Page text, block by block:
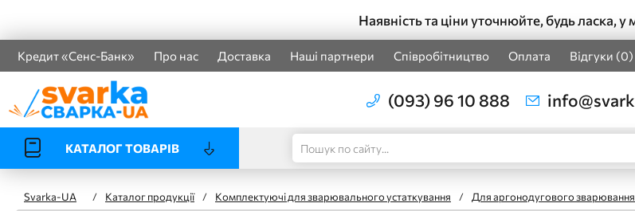
Наявність та ціни уточнюйте, будь ласка,
Кредит «Сенс-Банк» Про нас Доставка Наші партнери Співробітництво Оплата Відгуки (0)
(093) 96 10 888
КАТАЛОГ ТОВАРІВ
Svarka-UA / Каталог продукції / Комплектуючі для зварювального устаткування / Для аргонодугового